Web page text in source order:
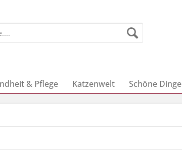
& Pflege Katzenwelt Schöne Dinge